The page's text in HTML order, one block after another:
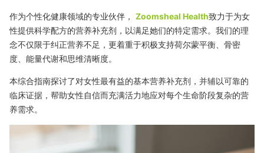
作为个性化健康领域的专业伙伴， Zoomsheal Health致力于为女
性提供科学配方的营养补充剂，以满足她们的特定需求。我们的理
念不仅限于纠正营养不足，更着重于积极支持荷尔蒙平衡、骨密
度、能量代谢和思维清晰度。
本综合指南探讨了对女性最有益的基本营养补充剂，并辅以可靠的
临床证据，帮助女性自信而充满活力地应对每个生命阶段复杂的营
养需求。